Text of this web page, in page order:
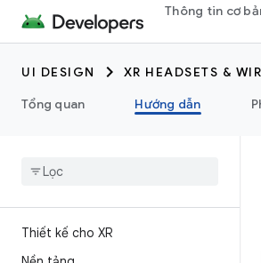
Thông tin cơ
UI DESIGN
XR HEADSETS &
Tổng quan
Hướng dẫn
Thiết kế cho XR